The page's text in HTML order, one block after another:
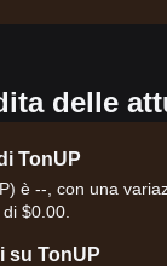
delle
TonUP
è --, con una
$0.00.
su TonUP